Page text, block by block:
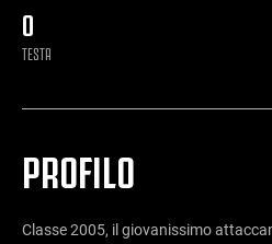
0
TESTA
PROFILO
Classe 2005, il giovanissimo